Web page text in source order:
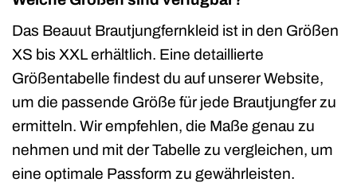
Das Beauut Brautjungfernkleid ist in den Größen
XS bis XXL erhältlich. Eine detaillierte
Größentabelle findest du auf unserer Website,
um die passende Größe für jede Brautjungfer zu
ermitteln. Wir empfehlen, die Maße genau zu
nehmen und mit der Tabelle zu vergleichen, um
eine optimale Passform zu gewährleisten.